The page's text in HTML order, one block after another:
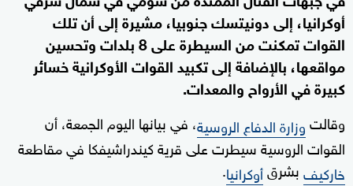
أوكرانيا، إلى دونيتسك جنوبيا، مشيرة إلى أن تلك
القوات تمكنت من السيطرة على 8 بلدات وتحسين
مواقعها، بالإضافة إلى تكبيد القوات الأوكرانية خسائر
كبيرة في الأرواح والمعدات.
وقالتوزارة الدفاع الروسية، في بيانها اليوم الجمعة، أن
القوات الروسية سيطرت على قرية كيندراشيفكا في مقاطعة
خاركيفبشرقأوكرانيا.